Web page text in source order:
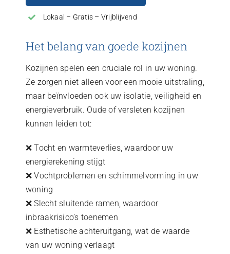
Lokaal – Gratis – Vrijblijvend
Het belang van goede kozijnen
Kozijnen spelen een cruciale rol in uw woning.
Ze zorgen niet alleen voor een mooie uitstraling,
maar beïnvloeden ook uw isolatie, veiligheid en
energieverbruik. Oude of versleten kozijnen
kunnen leiden tot:
❌ Tocht en warmteverlies, waardoor uw
energierekening stijgt
❌ Vochtproblemen en schimmelvorming in uw
woning
❌ Slecht sluitende ramen, waardoor
inbraakrisico’s toenemen
❌ Esthetische achteruitgang, wat de waarde
van uw woning verlaagt